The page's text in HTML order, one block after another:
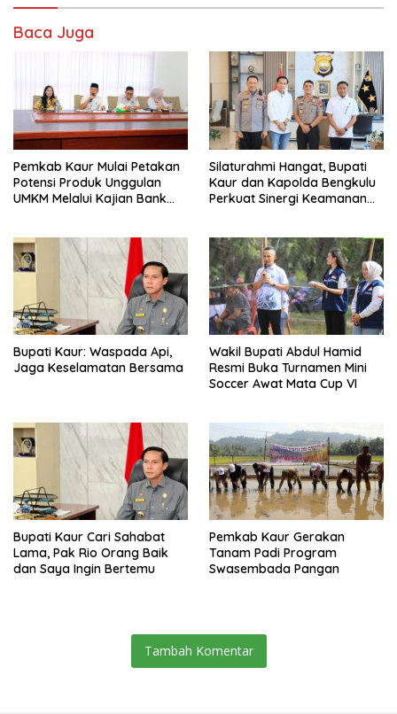
Baca Juga
Pemkab Kaur Mulai Petakan
Potensi Produk Unggulan
UMKM Melalui Kajian Bank
Silaturahmi Hangat, Bupati
Kaur dan Kapolda Bengkulu
Perkuat Sinergi Keamanan
Bupati Kaur: Waspada Api,
Jaga Keselamatan Bersama
Wakil Bupati Abdul Hamid
Resmi Buka Turnamen Mini
Soccer Awat Mata Cup VI
Bupati Kaur Cari Sahabat
Lama, Pak Rio Orang Baik
dan Saya Ingin Bertemu
Pemkab Kaur Gerakan
Tanam Padi Program
Swasembada Pangan
Tambah Komentar